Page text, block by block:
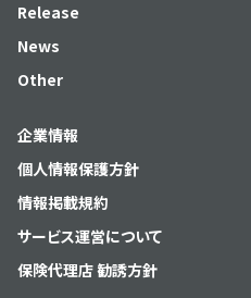
Release
News
Other
企業情報
個人情報保護方針
情報掲載規約
サービス運営について
保険代理店 勧誘方針